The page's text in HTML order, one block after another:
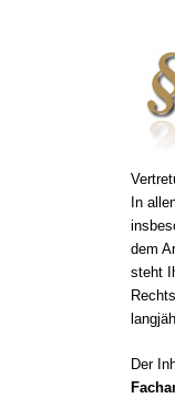
In
dem
steht
Der